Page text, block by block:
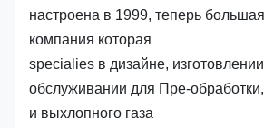
настроена в 1999, теперь
компания которая
specialies в дизайне,
обслуживании для Пре-
и выхлопного газа